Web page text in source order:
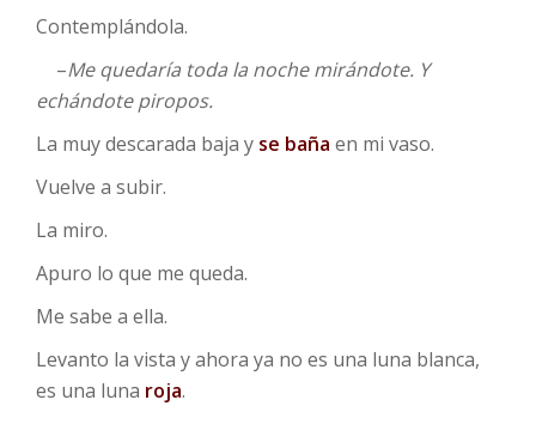
Contemplándola.
–Me quedaría toda la noche mirándote. Y
echándote piropos.
La muy descarada baja y se baña en mi vaso.
Vuelve a subir.
La miro.
Apuro lo que me queda.
Me sabe a ella.
Levanto la vista y ahora ya no es una luna blanca,
es una luna roja.